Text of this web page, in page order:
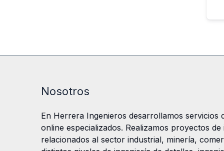
Nosotros
En Herrera Ingenieros desarrollamos servicios
online especializados. Realizamos proyectos
relacionados al sector industrial, minería,